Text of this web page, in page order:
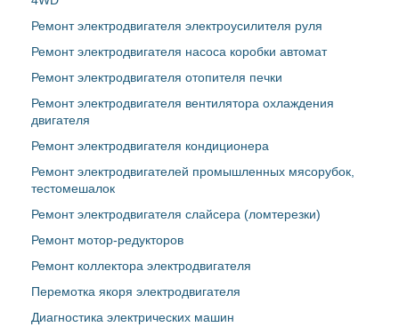
Ремонт электродвигателя электроусилителя руля
Ремонт электродвигателя насоса коробки автомат
Ремонт электродвигателя отопителя печки
Ремонт электродвигателя вентилятора охлаждения
двигателя
Ремонт электродвигателя кондиционера
Ремонт электродвигателей промышленных мясорубок,
тестомешалок
Ремонт электродвигателя слайсера (ломтерезки)
Ремонт мотор-редукторов
Ремонт коллектора электродвигателя
Перемотка якоря электродвигателя
Диагностика электрических машин